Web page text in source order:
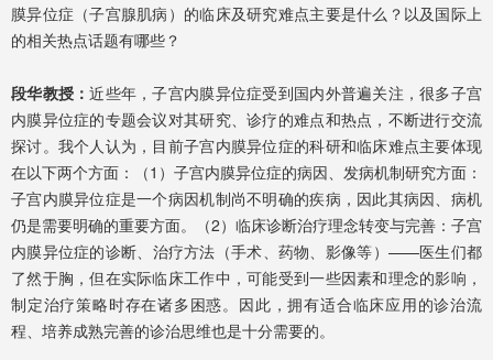
膜异位症（子宫腺肌病）的临床及研究难点主要是什么？以及国际上
的相关热点话题有哪些？
段华教授：近些年，子宫内膜异位症受到国内外普遍关注，很多子宫
内膜异位症的专题会议对其研究、诊疗的难点和热点，不断进行交流
探讨。我个人认为，目前子宫内膜异位症的科研和临床难点主要体现
在以下两个方面：（1）子宫内膜异位症的病因、发病机制研究方面：
子宫内膜异位症是一个病因机制尚不明确的疾病，因此其病因、病机
仍是需要明确的重要方面。（2）临床诊断治疗理念转变与完善：子宫
内膜异位症的诊断、治疗方法（手术、药物、影像等）——医生们都
了然于胸，但在实际临床工作中，可能受到一些因素和理念的影响，
制定治疗策略时存在诸多困惑。因此，拥有适合临床应用的诊治流
程、培养成熟完善的诊治思维也是十分需要的。